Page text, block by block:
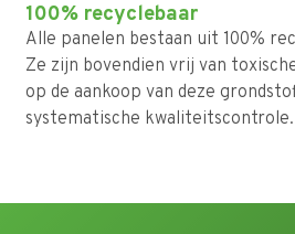
100% recyclebaar
Alle panelen bestaan uit 100%
Ze zijn bovendien vrij van
op de aankoop van deze
systematische kwaliteitscontrole.